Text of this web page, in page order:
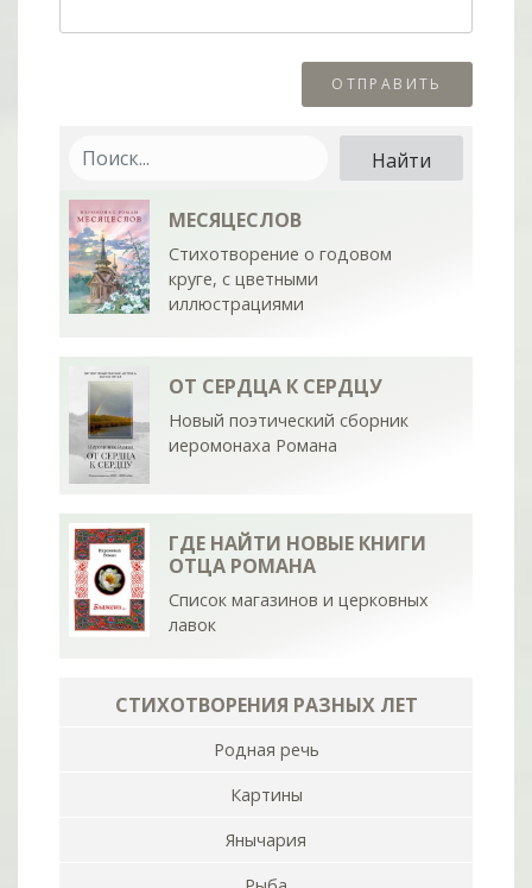
МЕСЯЦЕСЛОВ
Стихотворение о годовом
круге, с цветными
иллюстрациями
ОТ СЕРДЦА К СЕРДЦУ
Новый поэтический сборник
иеромонаха Романа
ГДЕ НАЙТИ НОВЫЕ КНИГИ
ОТЦА РОМАНА
Список магазинов и церковных
лавок
СТИХОТВОРЕНИЯ РАЗНЫХ ЛЕТ
Родная речь
Картины
Янычария